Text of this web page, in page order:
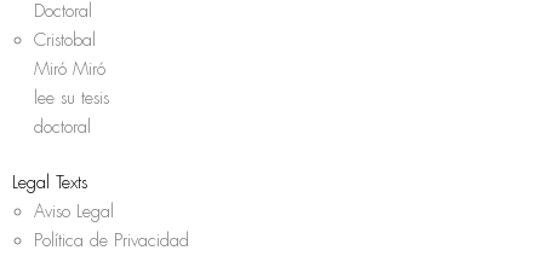
Doctoral
Cristobal
Miró Miró
lee su tesis
doctoral
Legal Texts
Aviso Legal
Política de Privacidad